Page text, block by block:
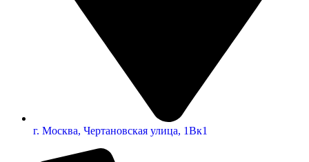
г. Москва, Чертановская улица, 1Вк1